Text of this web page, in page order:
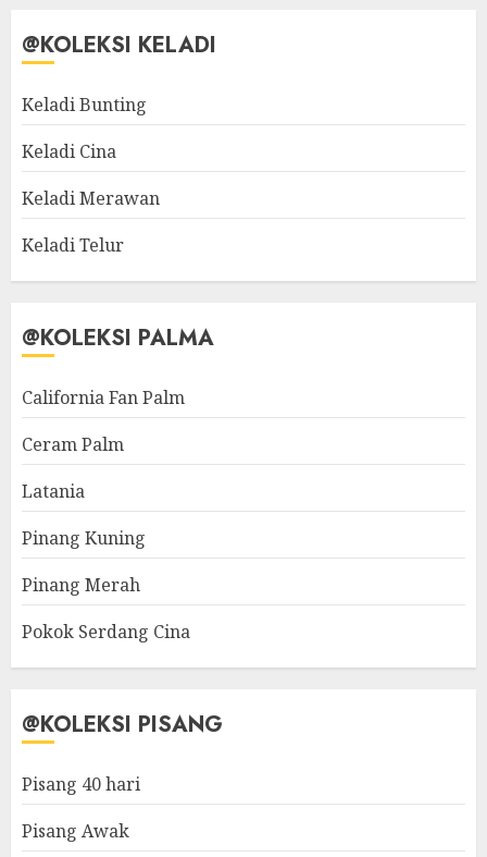
@KOLEKSI KELADI
Keladi Bunting
Keladi Cina
Keladi Merawan
Keladi Telur
@KOLEKSI PALMA
California Fan Palm
Ceram Palm
Latania
Pinang Kuning
Pinang Merah
Pokok Serdang Cina
@KOLEKSI PISANG
Pisang 40 hari
Pisang Awak